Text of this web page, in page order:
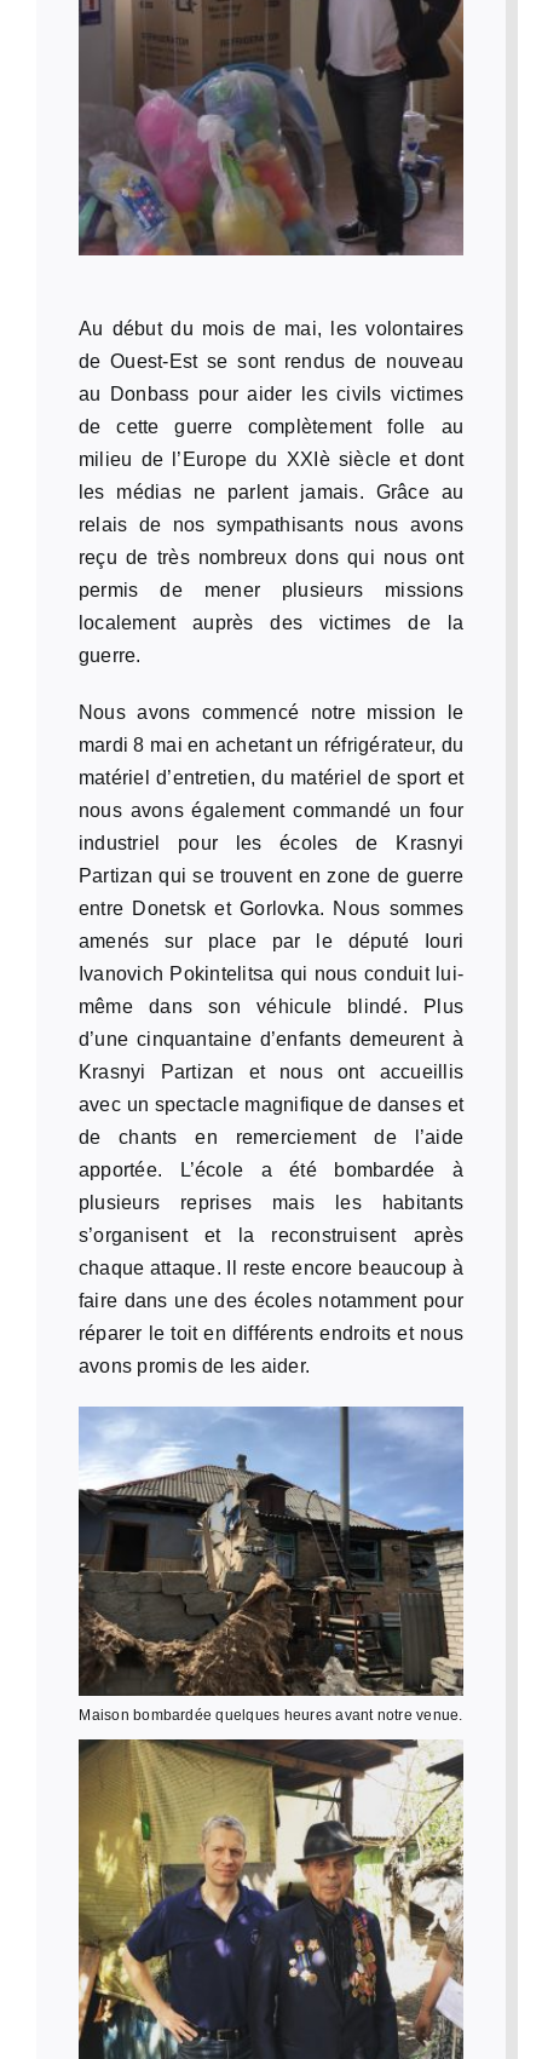
Au début du mois de mai, les volontaires
de Ouest-Est se sont rendus de nouveau
au Donbass pour aider les civils victimes
de cette guerre complètement folle au
milieu de l’Europe du XXIè siècle et dont
les médias ne parlent jamais. Grâce au
relais de nos sympathisants nous avons
reçu de très nombreux dons qui nous ont
permis de mener plusieurs missions
localement auprès des victimes de la
guerre.
Nous avons commencé notre mission le
mardi 8 mai en achetant un réfrigérateur, du
matériel d’entretien, du matériel de sport et
nous avons également commandé un four
industriel pour les écoles de Krasnyi
Partizan qui se trouvent en zone de guerre
entre Donetsk et Gorlovka. Nous sommes
amenés sur place par le député Iouri
Ivanovich Pokintelitsa qui nous conduit lui-
même dans son véhicule blindé. Plus
d’une cinquantaine d’enfants demeurent à
Krasnyi Partizan et nous ont accueillis
avec un spectacle magnifique de danses et
de chants en remerciement de l’aide
apportée. L’école a été bombardée à
plusieurs reprises mais les habitants
s’organisent et la reconstruisent après
chaque attaque. Il reste encore beaucoup à
faire dans une des écoles notamment pour
réparer le toit en différents endroits et nous
avons promis de les aider.
Maison bombardée quelques heures avant notre venue.